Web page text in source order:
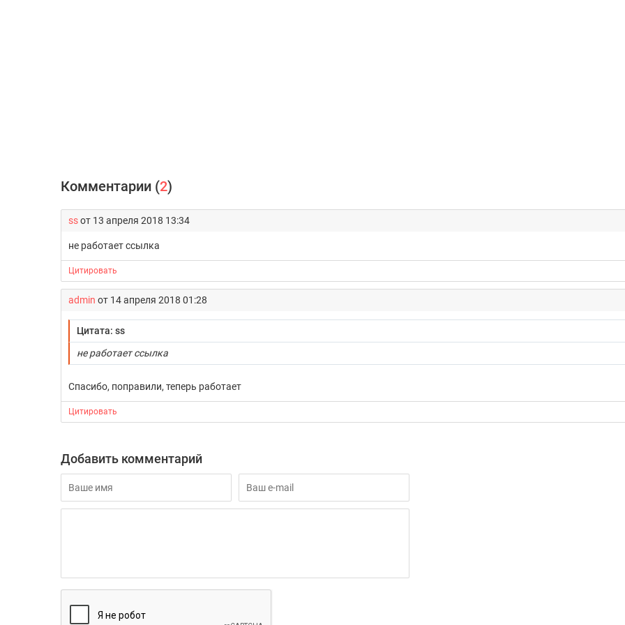
Комментарии (2)
ssот 13 апреля 2018 13:34
не работает ссылка
Цитировать
admin от 14 апреля 2018 01:28
Цитата: ss
не работает ссылка
Спасибо, поправили, теперь работает
Цитировать
Добавить комментарий